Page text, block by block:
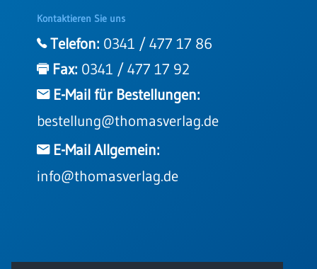
Kontaktieren Sie uns
Telefon: 0341 / 477 17 86
Fax: 0341 / 477 17 92
E-Mail für Bestellungen:
bestellung@thomasverlag.de
E-Mail Allgemein:
info@thomasverlag.de